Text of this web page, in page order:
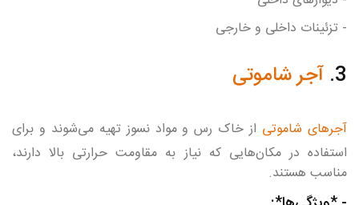
- تزئینات داخلی و خارجی
3. آجر شاموتی
آجرهای شاموتی از خاک رس و مواد نسوز تهیه می‌شوند و برای
استفاده در مکان‌هایی که نیاز به مقاومت حرارتی بالا دارند،
مناسب هستند.